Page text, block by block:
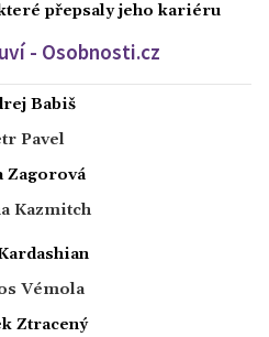
přepsaly jeho kariéru
- Osobnosti.cz
Babiš
Pavel
Zagorová
Kazmitch
Vémola
Ztracený